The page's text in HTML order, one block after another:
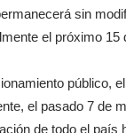
sin
el próximo 15
público,
el pasado 7 de
de todo el país